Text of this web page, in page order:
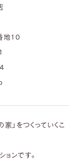
地10
」をつくっていくこ
ンです。